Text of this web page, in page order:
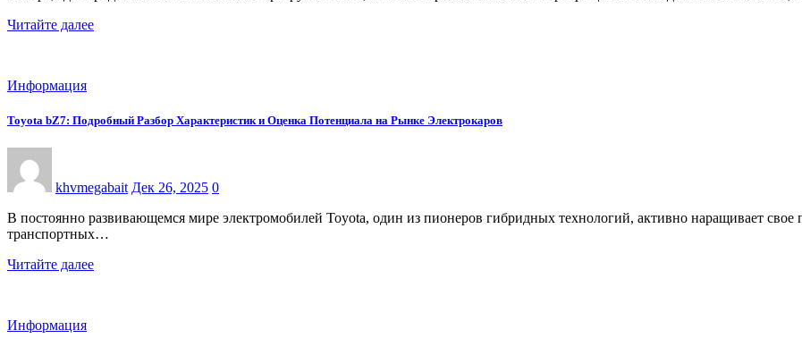
Читайте далее
Информация
Toyota bZ7: Подробный Разбор Характеристик и Оценка Потенциала на Рынке Электрокаров
khvmegabait Дек 26, 2025 0
В постоянно развивающемся мире электромобилей Toyota, один из пионеров гибридных технологий, активно наращивает свое
транспортных…
Читайте далее
Информация